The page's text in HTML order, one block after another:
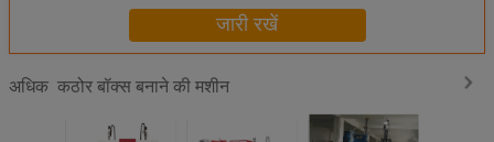
जारी रखें
अधिक कठोर बॉक्स बनाने की मशीन